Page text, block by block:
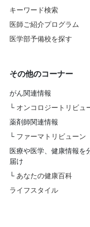
キーワード検索
医師ご紹介プログラム
医学部予備校を探す
その他のコーナー
がん関連情報
└ オンコロジートリビュ
薬剤師関連情報
└ ファーマトリビューン
医療や医学、健康情報を
届け
└ あなたの健康百科
ライフスタイル